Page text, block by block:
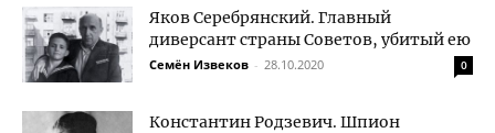
Яков Серебрянский. Главный
диверсант страны Советов, убитый ею
Семён Извеков - 28.10.2020 0
Константин Родзевич. Шпион